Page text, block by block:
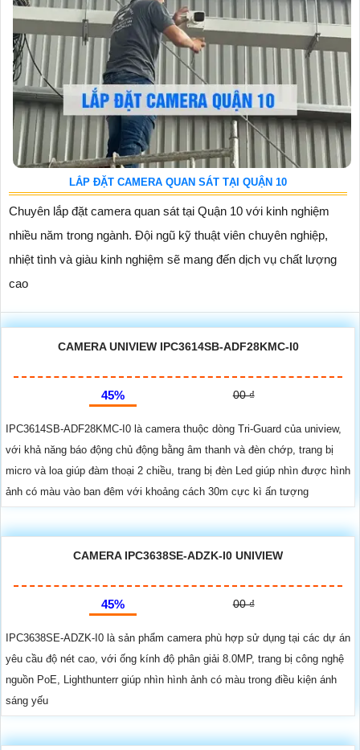
LẮP ĐẶT CAMERA QUAN SÁT TẠI QUẬN 10
Chuyên lắp đặt camera quan sát tại Quận 10 với kinh nghiệm
nhiều năm trong ngành. Đội ngũ kỹ thuật viên chuyên nghiệp,
nhiệt tình và giàu kinh nghiệm sẽ mang đến dịch vụ chất lượng
cao
CAMERA UNIVIEW IPC3614SB-ADF28KMC-I0
45% 00 ₫
IPC3614SB-ADF28KMC-I0 là camera thuộc dòng Tri-Guard của uniview,
với khả năng báo động chủ động bằng âm thanh và đèn chớp, trang bị
micro và loa giúp đàm thoại 2 chiều, trang bị đèn Led giúp nhìn được hình
ảnh có màu vào ban đêm với khoảng cách 30m cực kì ấn tượng
CAMERA IPC3638SE-ADZK-I0 UNIVIEW
45% 00 ₫
IPC3638SE-ADZK-I0 là sản phẩm camera phù hợp sử dụng tại các dự án
yêu cầu độ nét cao, với ống kính độ phân giải 8.0MP, trang bị công nghệ
nguồn PoE, Lighthunterr giúp nhìn hình ảnh có màu trong điều kiện ánh
sáng yếu